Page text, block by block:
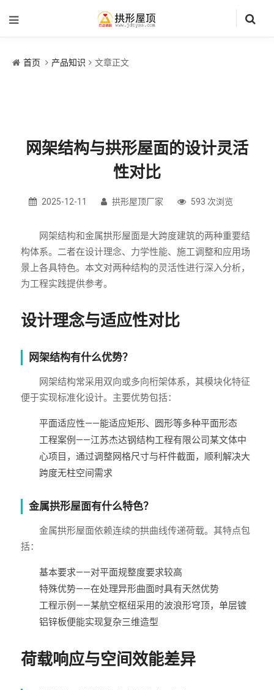
首页 产品知识 文章正文
网架结构与拱形屋面的设计灵活
性对比
2025-12-11 拱形屋顶厂家 593 次浏览
网架结构和金属拱形屋面是大跨度建筑的两种重要结
构体系。二者在设计理念、力学性能、施工调整和应用场
景上各具特色。本文对两种结构的灵活性进行深入分析，
为工程实践提供参考。
设计理念与适应性对比
网架结构有什么优势？
网架结构常采用双向或多向桁架体系，其模块化特征
便于实现标准化设计。主要优势包括：
平面适应性——能适应矩形、圆形等多种平面形态
工程案例——江苏杰达钢结构工程有限公司某文体中
心项目，通过调整网格尺寸与杆件截面，顺利解决大
跨度无柱空间需求
金属拱形屋面有什么特色？
金属拱形屋面依赖连续的拱曲线传递荷载。其特点包
括：
基本要求——对平面规整度要求较高
特殊优势——在处理异形曲面时具有天然优势
工程示例——某航空枢纽采用的波浪形穹顶，单层镀
铝锌板便能实现复杂三维造型
荷载响应与空间效能差异